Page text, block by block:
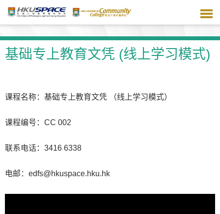
主
容基础专上教育文凭 (线上学习模式)
课程名称：基础专上教育文凭 （线上学习模式）
课程编号：CC 002
联系电话：3416 6338
电邮 ：edfs@hkuspace.hku.hk